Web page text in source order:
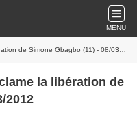
MENU
de Simone Gbagbo (11) - 08/03/2012
la libération de
2012